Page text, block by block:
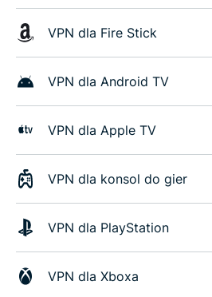
VPN dla Fire Stick
VPN dla Android TV
VPN dla Apple TV
VPN dla konsol do gier
VPN dla PlayStation
VPN dla Xboxa